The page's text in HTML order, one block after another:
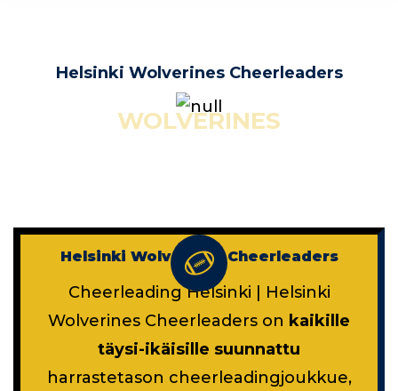
WOLVERINES
Helsinki Wolverines Cheerleaders
Helsinki Wolverines Cheerleaders
Cheerleading Helsinki | Helsinki
Wolverines Cheerleaders on kaikille
täysi-ikäisille suunnattu
harrastetason cheerleadingjoukkue,